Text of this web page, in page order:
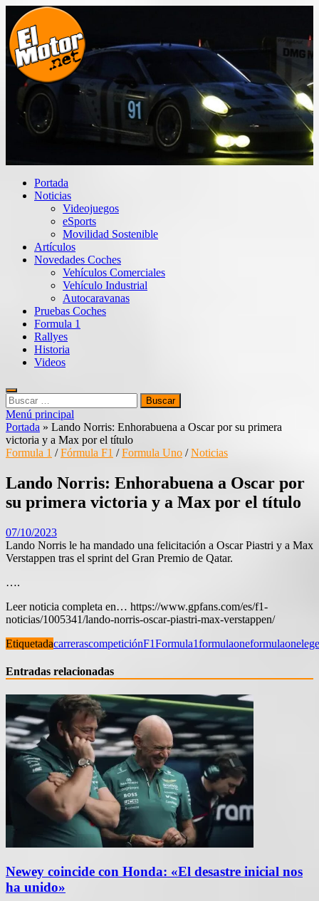
Saltar
contenido
El Motor punto Net
Información sobre novedades y pruebas de Automóviles
Portada
Noticias
Videojuegos
eSports
Movilidad Sostenible
Artículos
Novedades Coches
Vehículos Comerciales
Vehículo Industrial
Autocaravanas
Pruebas Coches
Formula 1
Rallyes
Historia
Videos
Buscar:
Menú principal
Portada » Lando Norris: Enhorabuena a Oscar por su primera
victoria y a Max por el título
Formula 1 /Fórmula F1 /Formula Uno /Noticias
Lando Norris: Enhorabuena a Oscar por
su primera victoria y a Max por el título
07/10/2023
Lando Norris le ha mandado una felicitación a Oscar Piastri y a Max
Verstappen tras el sprint del Gran Premio de Qatar.
….
Leer noticia completa en… https://www.gpfans.com/es/f1-
noticias/1005341/lando-norris-oscar-piastri-max-verstappen/
EtiquetadacarrerascompeticiónF1Formula1formulaone
Entradas relacionadas
Newey coincide con Honda: «El desastre inicial nos
ha unido»